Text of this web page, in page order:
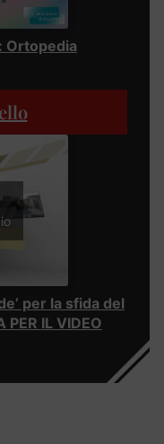
Ortopedia
per la sfida del
IL VIDEO